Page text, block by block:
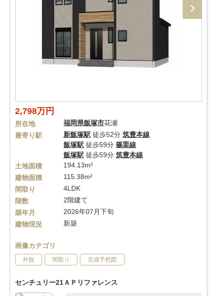
2,798万円
所在地 福岡県飯塚市花瀬
最寄り駅
新飯塚駅 徒歩52分 筑豊本線
飯塚駅 徒歩59分 篠栗線
飯塚駅 徒歩59分 筑豊本線
土地面積
194.13m²
建物面積
115.38m²
間取り
4LDK
階数
2階建て
築年月
2026年07月下旬
建物現況
新築
画像カテゴリ
外観 間取り 完成予想図
センチュリー21ＡＰリファレンス